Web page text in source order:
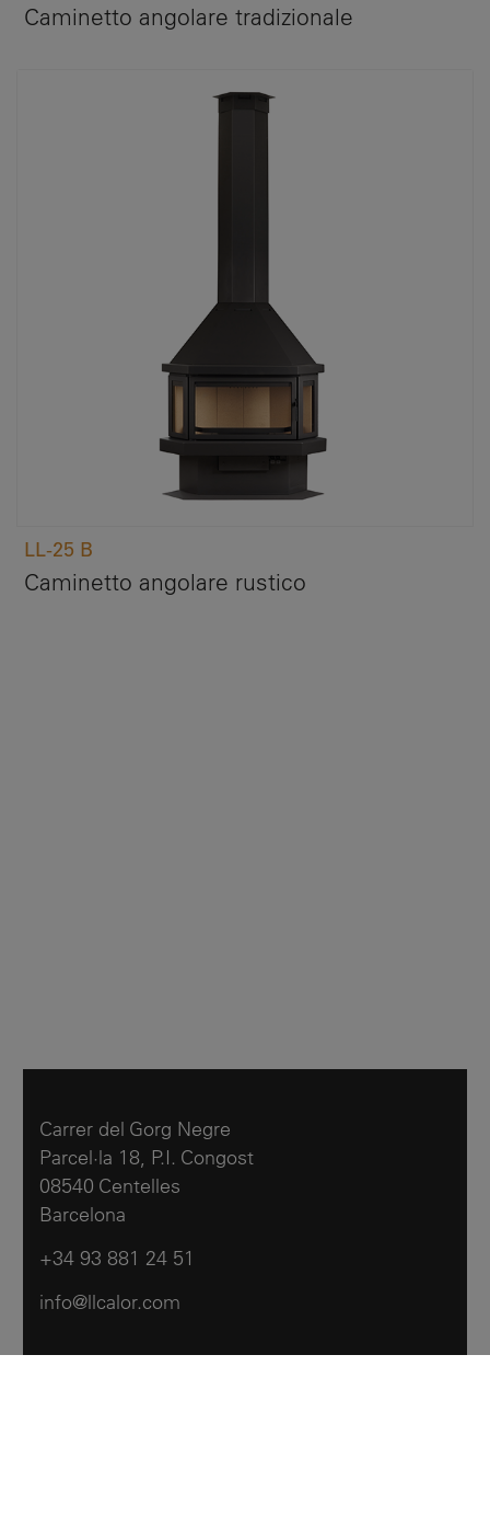
Caminetto angolare tradizionale
LL-25 B
Caminetto angolare rustico
Carrer del Gorg Negre
Parcel·la 18, P.I. Congost
08540 Centelles
Barcelona
+34 93 881 24 51
info@llcalor.com